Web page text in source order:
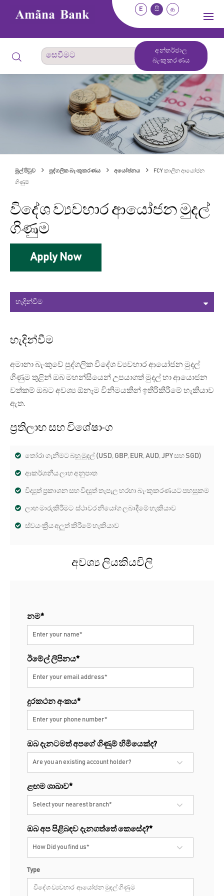
E සි த
අන්තර්ජාල
බැංකුකරණය
මුල් පිටුව පුද්ගලික බැංකුකරණය අයෝජනය FCY කාලීන ආයෝජන
ගිණුම්
විදේශ ව්‍යවහාර ආයෝජන මුදල්
ගිණුම
Apply Now
හැදින්වීම
අමානා බැංකුවේ පුද්ගලික විදේශ ව්‍යවහාර ආයෝජන මුදල්
ගිණුම තුළින් ඔබ මහන්සියෙන් උපයාගත් මුදල් හා ආයොජන
වත්කම් ඔබට අවශ්‍ය ඕනෑම විනිමයකින් ඉතිරිකිරීමේ හැකියාව
ඇත.
ප්‍රතිලාභ සහ විශේෂාංග
තෝරා ගැනීමට බහු මුදල් (USD, GBP, EUR, AUD, JPY සහ SGD)
ආකර්ශනීය ලාභ අනුපාත
විද්‍යුත් ප්‍රකාශන සහ විද්‍යුත් තැපැල හරහා බැංකුකරණයට පහසුකම
ලාභ මාරුකිරීමට ස්ථාවර නියෝග ලබාදීමේ හැකියාව
ස්වයංක්‍රීය අලුත් කිරීමේ හැකියාව
අවශ්‍ය ලියකියවිලි
නම*
ඊමේල් ලිපිනය*
දුරකථන අංකය*
ඔබ දැනටමත්අපගේගිණුම්හිමියෙක්ද?
ළඟමශාඛාව*
ඔබ අපපිළිබඳවදැනගත්තේකෙසේද?*
Type